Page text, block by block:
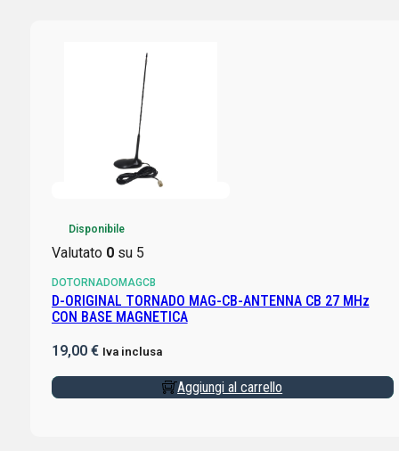
Disponibile
Valutato 0su 5
DOTORNADOMAGCB
D-ORIGINAL TORNADO MAG-CB-ANTENNA CB 27 MHz
CON BASE MAGNETICA
19,00 € Iva inclusa
Aggiungi al carrello